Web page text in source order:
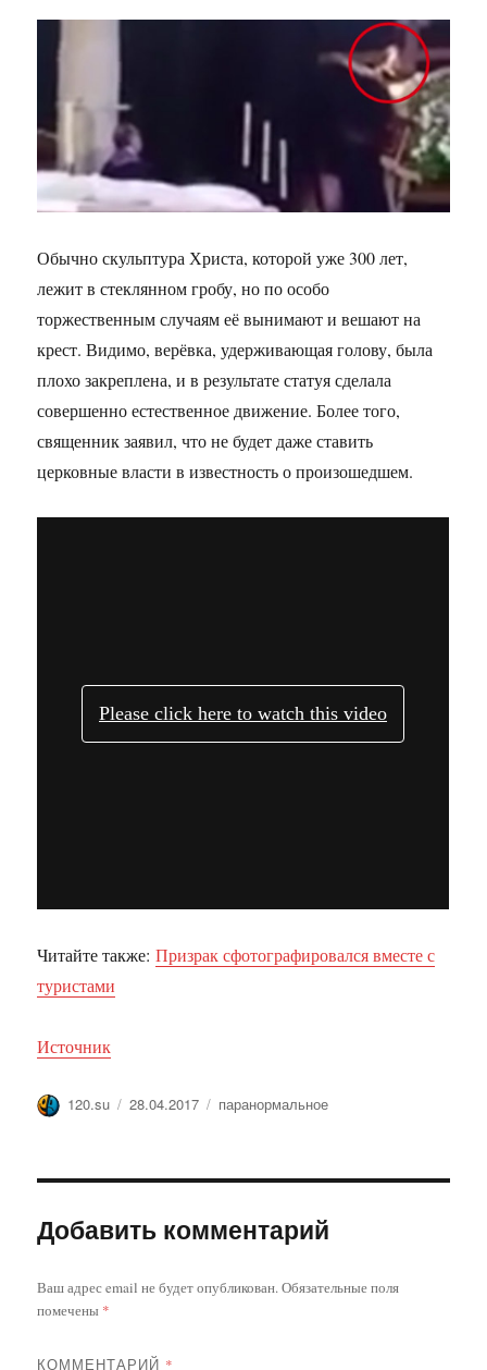
Обычно скульптура Христа, которой уже 300 лет,
лежит в стеклянном гробу, но по особо
торжественным случаям её вынимают и вешают на
крест. Видимо, верёвка, удерживающая голову, была
плохо закреплена, и в результате статуя сделала
совершенно естественное движение. Более того,
священник заявил, что не будет даже ставить
церковные власти в известность о произошедшем.
Читайте также:Призрак сфотографировался вместе с
туристами
Источник
Автор
120.su Опубликовано
28.04.2017 Метки
паранормальное
Добавить комментарий
Ваш адрес email не будет опубликован. Обязательные поля
помечены *
КОММЕНТАРИЙ *